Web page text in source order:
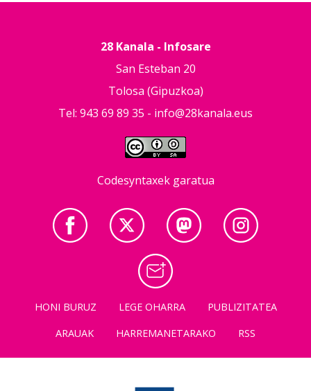
28 Kanala - Infosare
San Esteban 20
Tolosa (Gipuzkoa)
Tel: 943 69 89 35 - info@28kanala.eus
Codesyntaxek garatua
HONI BURUZ LEGE OHARRA
PUBLIZITATEA
ARAUAK
HARREMANETARAKO RSS